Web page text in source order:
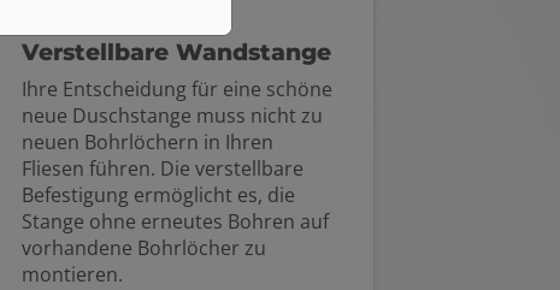
Verstellbare Wandstange
Ihre Entscheidung für eine schöne
neue Duschstange muss nicht zu
neuen Bohrlöchern in Ihren
Fliesen führen. Die verstellbare
Befestigung ermöglicht es, die
Stange ohne erneutes Bohren auf
vorhandene Bohrlöcher zu
montieren.